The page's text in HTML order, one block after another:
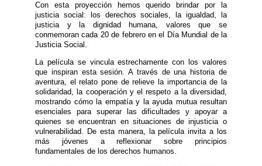
Con esta proyección hemos querido brindar por la
justicia social: los derechos sociales, la igualdad, la
justicia y la dignidad humana, valores que se
conmemoran cada 20 de febrero en el Día Mundial de la
Justicia Social.
La película se vincula estrechamente con los valores
que inspiran esta sesión. A través de una historia de
aventura, el relato pone de relieve la importancia de la
solidaridad, la cooperación y el respeto a la diversidad,
mostrando cómo la empatía y la ayuda mutua resultan
esenciales para superar las dificultades y apoyar a
quienes se encuentran en situaciones de injusticia o
vulnerabilidad. De esta manera, la película invita a los
más jóvenes a reflexionar sobre principios
fundamentales de los derechos humanos.